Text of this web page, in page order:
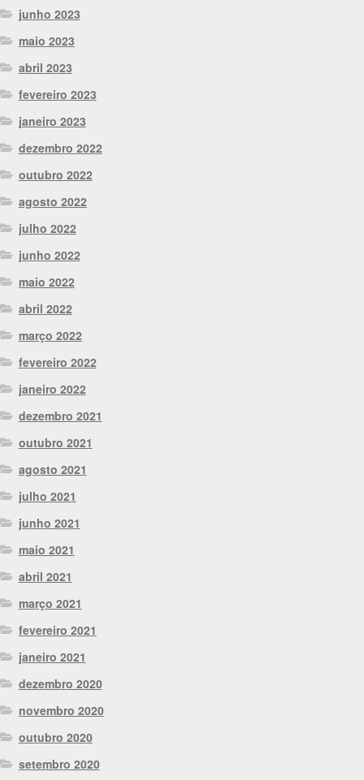
junho 2023
maio 2023
abril 2023
fevereiro 2023
janeiro 2023
dezembro 2022
outubro 2022
agosto 2022
julho 2022
junho 2022
maio 2022
abril 2022
março 2022
fevereiro 2022
janeiro 2022
dezembro 2021
outubro 2021
agosto 2021
julho 2021
junho 2021
maio 2021
abril 2021
março 2021
fevereiro 2021
janeiro 2021
dezembro 2020
novembro 2020
outubro 2020
setembro 2020